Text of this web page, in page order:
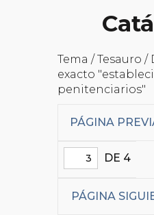
Tema / Tesauro
exacto
penitenciarios"
PÁGINA
DE 4
PÁGINA